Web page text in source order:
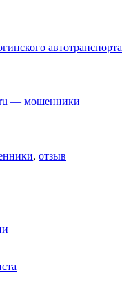
автотранспорта
— мошенники
, отзыв